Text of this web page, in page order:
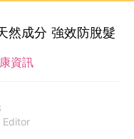
然成分 強效防脫髮
資訊